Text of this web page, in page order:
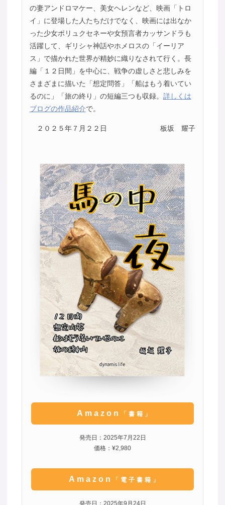
の妻アンドロマケー、美女ヘレンなど、映画「トロ
イ」に登場した人たちだけでなく、映画には出なか
った少女ポリュクセネーや女預言者カッサンドラも
活躍して、ギリシャ神話やホメロスの「イーリア
ス」で描かれた世界が精妙に織りなされて行く。長
編「１２日間」を中心に、戦争の虚しさと悲しみを
さまざまに描いた「想定問答」「船はもう着いてい
るのに」「旅の終り」の短編三つも収録。 詳しくは
ブログの作品紹介で。
２０２５年７月２２日 板坂 耀子
Amazon 「書籍」
発売日：2025年7月22日
価格：¥2,980
Amazon 「電子書籍」
発売日：2025年9月24日